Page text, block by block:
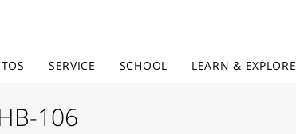
SERVICE SCHOOL LEARN & EXPLORE
106